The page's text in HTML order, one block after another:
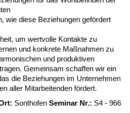
wie diese Beziehungen gefördert
um wertvolle Kontakte zu
und konkrete Maßnahmen zu
und produktiven
Gemeinsam schaffen wir ein
die Beziehungen im Unternehmen
aller Mitarbeitenden fördert.
Sonthofen Seminar Nr.: S4 - 966